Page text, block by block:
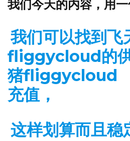
我们今天的内容， 用
我们可以找到飞
fliggycloud的
猪fliggycloud
充值，
这样划算而且稳